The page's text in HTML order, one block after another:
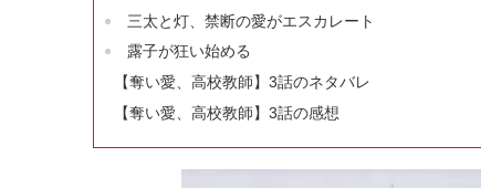
三太と灯、禁断の愛がエスカレート
露子が狂い始める
【奪い愛、高校教師】3話のネタバレ
【奪い愛、高校教師】3話の感想